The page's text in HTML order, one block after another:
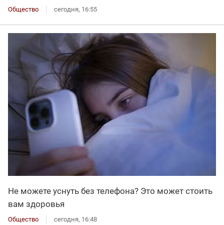
Общество сегодня, 16:55
Не можете уснуть без телефона? Это может стоить
вам здоровья
Общество сегодня, 16:48